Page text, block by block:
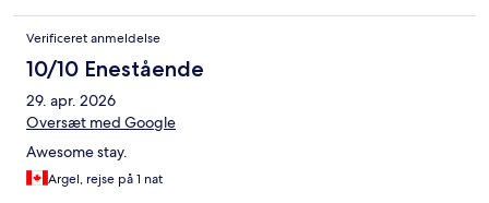
Verificeret anmeldelse
10/10 Enestående
29. apr. 2026
Oversæt med Google
Awesome stay.
Argel, rejse på 1 nat